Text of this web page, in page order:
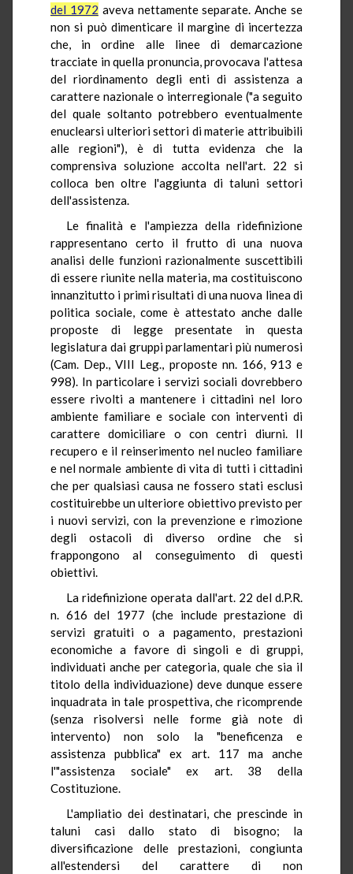
del 1972 aveva nettamente separate. Anche se
non si può dimenticare il margine di incertezza
che, in ordine alle linee di demarcazione
tracciate in quella pronuncia, provocava l'attesa
del riordinamento degli enti di assistenza a
carattere nazionale o interregionale ("a seguito
del quale soltanto potrebbero eventualmente
enuclearsi ulteriori settori di materie attribuibili
alle regioni"), è di tutta evidenza che la
comprensiva soluzione accolta nell'art. 22 si
colloca ben oltre l'aggiunta di taluni settori
dell'assistenza.
Le finalità e l'ampiezza della ridefinizione
rappresentano certo il frutto di una nuova
analisi delle funzioni razionalmente suscettibili
di essere riunite nella materia, ma costituiscono
innanzitutto i primi risultati di una nuova linea di
politica sociale, come è attestato anche dalle
proposte di legge presentate in questa
legislatura dai gruppi parlamentari più numerosi
(Cam. Dep., VIII Leg., proposte nn. 166, 913 e
998). In particolare i servizi sociali dovrebbero
essere rivolti a mantenere i cittadini nel loro
ambiente familiare e sociale con interventi di
carattere domiciliare o con centri diurni. Il
recupero e il reinserimento nel nucleo familiare
e nel normale ambiente di vita di tutti i cittadini
che per qualsiasi causa ne fossero stati esclusi
costituirebbe un ulteriore obiettivo previsto per
i nuovi servizi, con la prevenzione e rimozione
degli ostacoli di diverso ordine che si
frappongono al conseguimento di questi
obiettivi.
La ridefinizione operata dall'art. 22 del d.P.R.
n. 616 del 1977 (che include prestazione di
servizi gratuiti o a pagamento, prestazioni
economiche a favore di singoli e di gruppi,
individuati anche per categoria, quale che sia il
titolo della individuazione) deve dunque essere
inquadrata in tale prospettiva, che ricomprende
(senza risolversi nelle forme già note di
intervento) non solo la "beneficenza e
assistenza pubblica" ex art. 117 ma anche
l'"assistenza sociale" ex art. 38 della
Costituzione.
L'ampliatio dei destinatari, che prescinde in
taluni casi dallo stato di bisogno; la
diversificazione delle prestazioni, congiunta
all'estendersi del carattere di non